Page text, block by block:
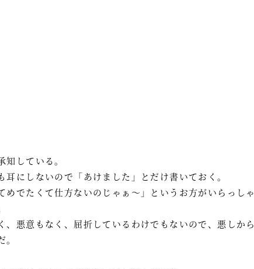
している。
にしないので「あけました」とだけ書いておく。
めでたくて仕方ないのじゃぁ～」というお方がいらっしゃ
、悪意もなく、屈折しているわけでもないので、悪しから